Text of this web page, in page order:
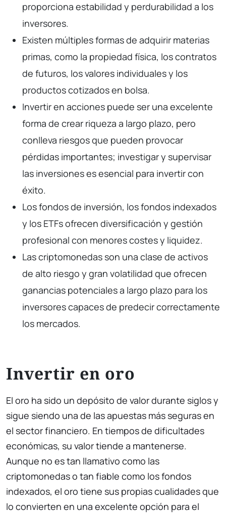
proporciona estabilidad y perdurabilidad a los
inversores.
Existen múltiples formas de adquirir materias
primas, como la propiedad física, los contratos
de futuros, los valores individuales y los
productos cotizados en bolsa.
Invertir en acciones puede ser una excelente
forma de crear riqueza a largo plazo, pero
conlleva riesgos que pueden provocar
pérdidas importantes; investigar y supervisar
las inversiones es esencial para invertir con
éxito.
Los fondos de inversión, los fondos indexados
y los ETFs ofrecen diversificación y gestión
profesional con menores costes y liquidez.
Las criptomonedas son una clase de activos
de alto riesgo y gran volatilidad que ofrecen
ganancias potenciales a largo plazo para los
inversores capaces de predecir correctamente
los mercados.
Invertir en oro
El oro ha sido un depósito de valor durante siglos y
sigue siendo una de las apuestas más seguras en
el sector financiero. En tiempos de dificultades
económicas, su valor tiende a mantenerse.
Aunque no es tan llamativo como las
criptomonedas o tan fiable como los fondos
indexados, el oro tiene sus propias cualidades que
lo convierten en una excelente opción para el